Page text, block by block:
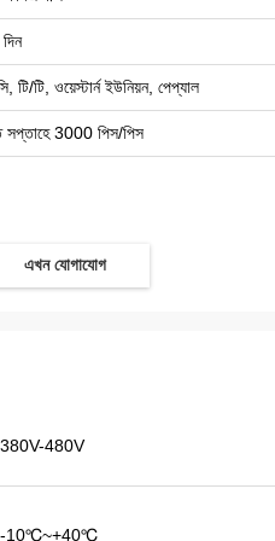
টি/টি, ওয়েস্টার্ন ইউনিয়ন, পেপ্যাল
সপ্তাহে 3000 পিস/পিস
এখন যোগাযোগ
380V-480V
-10℃~+40℃